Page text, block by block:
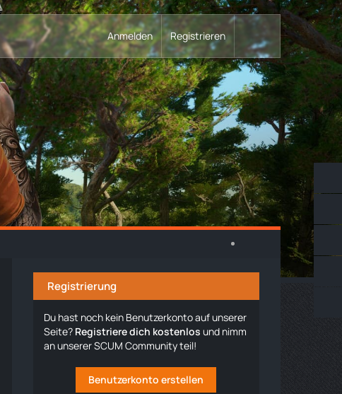
Anmelden Registrieren
Registrierung
Du hast noch kein Benutzerkonto auf unserer
Seite? Registriere dich kostenlos und nimm
an unserer SCUM Community teil!
Benutzerkonto erstellen